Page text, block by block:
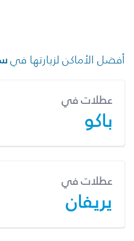
أفضل الأماكن لزيارتها في
عطلات في
باكو
عطلات في
يريفان